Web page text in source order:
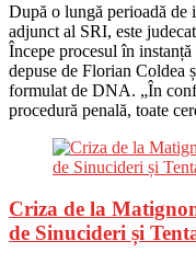
După o lungă perioadă
adjunct al SRI, este
Începe procesul în
depuse de Florian Coldea
formulat de DNA. „În
procedură penală, toate
Criza de la
de Sinucideri și